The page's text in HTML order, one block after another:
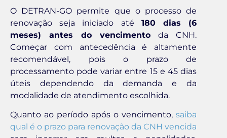
O DETRAN-GO permite que o processo de
renovação seja iniciado até 180 dias (6
meses) antes do vencimento da CNH.
Começar com antecedência é altamente
recomendável, pois o prazo de
processamento pode variar entre 15 e 45 dias
úteis dependendo da demanda e da
modalidade de atendimento escolhida.
Quanto ao período após o vencimento, saiba
qual é o prazo para renovação da CNH vencida